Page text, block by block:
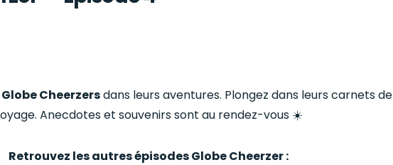
Cheerzersdans leurs aventures. Plongez dans leurs carnets de
Anecdotes et souvenirs sont au rendez-vous ☀️
Retrouvez les autres épisodes Globe Cheerzer :